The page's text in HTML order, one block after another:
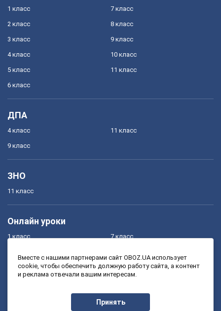
1 класс
2 класс
3 класс
4 класс
5 класс
6 класс
7 класс
8 класс
9 класс
10 класс
11 класс
ДПА
4 класс
9 класс
11 класс
ЗНО
11 класс
Онлайн уроки
1 класс
3 класс
7 класс
9 класс
Вместе с нашими партнерами сайт OBOZ.UA использует
cookie, чтобы обеспечить должную работу сайта, а контент
и реклама отвечали вашим интересам.
Принять